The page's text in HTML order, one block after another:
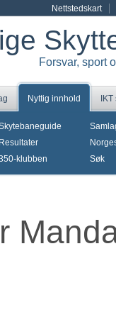
Nettstedskart
Forsvar, sport
Nyttig innhold
Resultater
klubben
Søk